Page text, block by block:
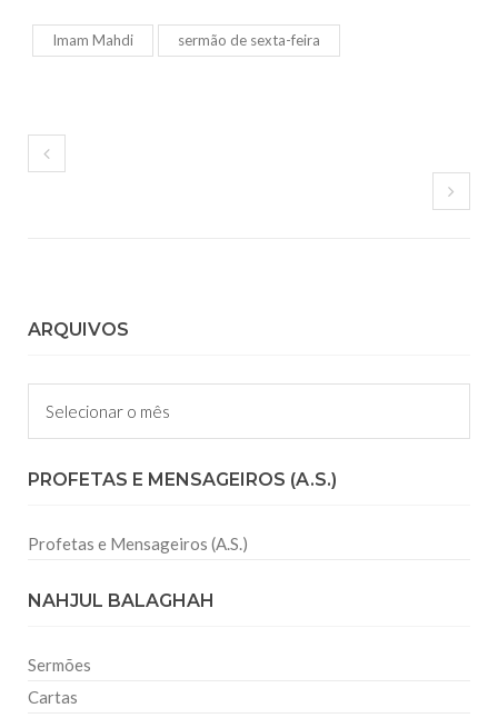
Imam Mahdi sermão de sexta-feira
ARQUIVOS
Arquivos
PROFETAS E MENSAGEIROS (A.S.)
Profetas e Mensageiros (A.S.)
NAHJUL BALAGHAH
Sermões
Cartas